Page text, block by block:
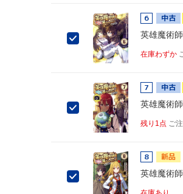
6 中古
英雄魔術
在庫わずか
7 中古
英雄魔術
残り1点 ご
8 新品
英雄魔術